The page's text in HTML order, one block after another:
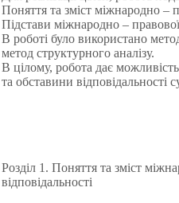
Поняття та зміст міжнародно –
Підстави міжнародно – правової
В роботі було використано
метод структурного аналізу.
В цілому, робота дає
та обставини відповідальності
Розділ 1. Поняття та зміст
відповідальності